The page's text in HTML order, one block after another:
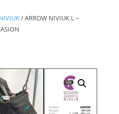
/ ARROW NIVIUK L –